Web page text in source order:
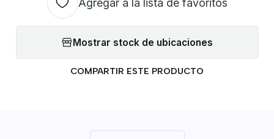
Mostrar stock de ubicaciones
COMPARTIR ESTE PRODUCTO